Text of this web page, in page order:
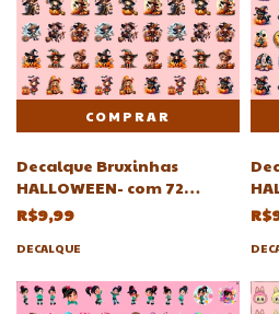
Decalque Bruxinhas
HALLOWEEN- com 72
unidades-Atelie Adriartes
R$9,99
DECALQUE